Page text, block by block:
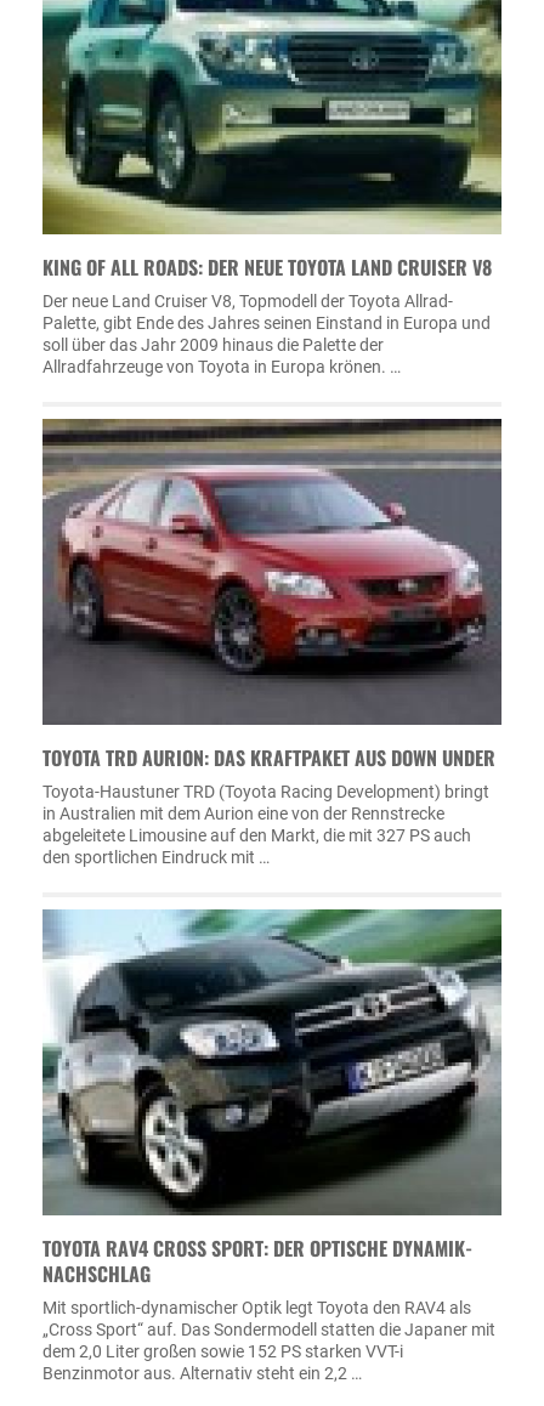
KING OF ALL ROADS: DER NEUE TOYOTA LAND CRUISER V8
Der neue Land Cruiser V8, Topmodell der Toyota Allrad-
Palette, gibt Ende des Jahres seinen Einstand in Europa und
soll über das Jahr 2009 hinaus die Palette der
Allradfahrzeuge von Toyota in Europa krönen. …
TOYOTA TRD AURION: DAS KRAFTPAKET AUS DOWN UNDER
Toyota-Haustuner TRD (Toyota Racing Development) bringt
in Australien mit dem Aurion eine von der Rennstrecke
abgeleitete Limousine auf den Markt, die mit 327 PS auch
den sportlichen Eindruck mit …
TOYOTA RAV4 CROSS SPORT: DER OPTISCHE DYNAMIK-
NACHSCHLAG
Mit sportlich-dynamischer Optik legt Toyota den RAV4 als
„Cross Sport“ auf. Das Sondermodell statten die Japaner mit
dem 2,0 Liter großen sowie 152 PS starken VVT-i
Benzinmotor aus. Alternativ steht ein 2,2 …